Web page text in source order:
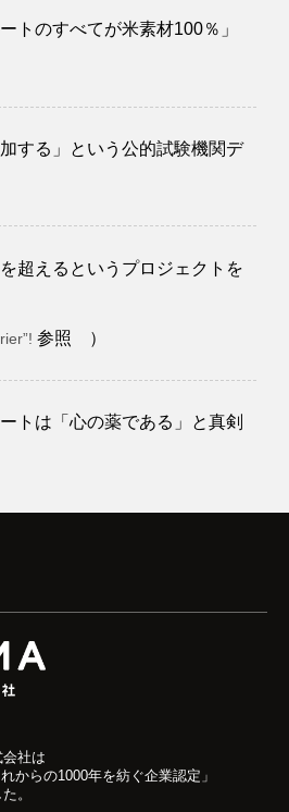
トのすべてが米素材100％」
する」という公的試験機関デ
超えるというプロジェクトを
参照 ）
トは「心の薬である」と真剣
社は
れからの1000年を紡ぐ企業認定」
。